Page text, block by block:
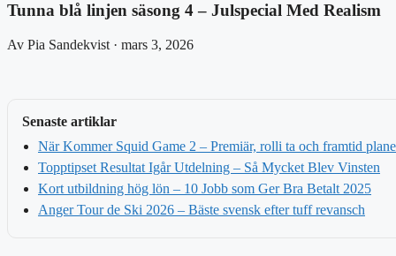
Tunna blå linjen säsong 4 – Julspecial Med Realism
Av Pia Sandekvist · mars 3, 2026
Senaste artiklar
När Kommer Squid Game 2 – Premiär, rolli ta och framtid
Topptipset Resultat Igår Utdelning – Så Mycket Blev Vinsten
Kort utbildning hög lön – 10 Jobb som Ger Bra Betalt 2025
Anger Tour de Ski 2026 – Bäste svensk efter tuff revansch